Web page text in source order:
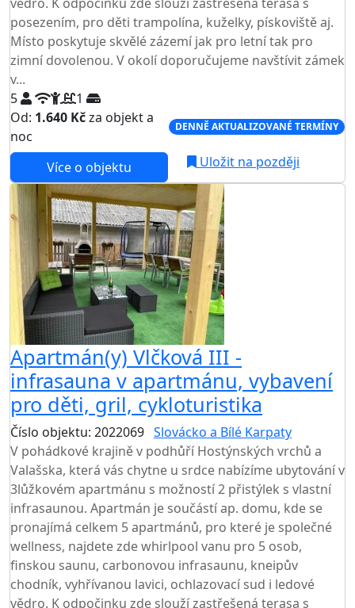
posezením, pro děti trampolína, kuželky, pískoviště aj.
Místo poskytuje skvělé zázemí jak pro letní tak pro
zimní dovolenou. V okolí doporučujeme navštívit zámek
v...
5
1
Od: 1.640 Kčza objekt a
noc
DENNĚ AKTUALIZOVANÉ TERMÍNY
Více o objektu Uložit na později
Apartmán(y) Vlčková III -
infrasauna v apartmánu, vybavení
pro děti, gril, cykloturistika
Číslo objektu: 2022069 Slovácko a Bílé Karpaty
V pohádkové krajině v podhůří Hostýnských vrchů a
Valašska, která vás chytne u srdce nabízíme ubytování v
3lůžkovém apartmánu s možností 2 přistýlek s vlastní
infrasaunou. Apartmán je součástí ap. domu, kde se
pronajímá celkem 5 apartmánů, pro které je společné
wellness, najdete zde whirlpool vanu pro 5 osob,
finskou saunu, carbonovou infrasaunu, kneipův
chodník, vyhřívanou lavici, ochlazovací sud i ledové
vědro. K odpočinku zde slouží zastřešená terasa s